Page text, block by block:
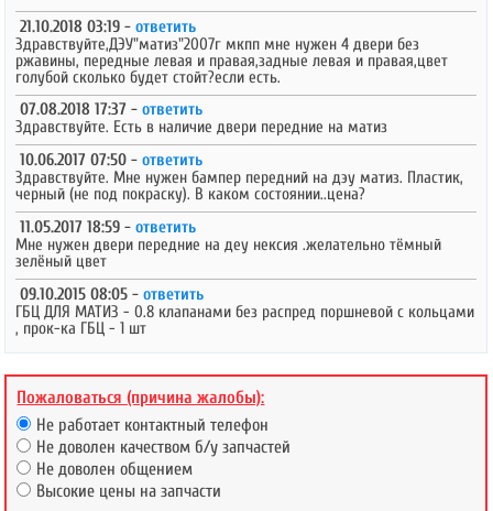
21.10.2018 03:19 -ответить
Здравствуйте,ДЭУ"матиз"2007г мкпп мне нужен 4 двери без
ржавины, передные левая и правая,задные левая и правая,цвет
голубой сколько будет стойт?если есть.
07.08.2018 17:37 -ответить
Здравствуйте. Есть в наличие двери передние на матиз
10.06.2017 07:50 -ответить
Здравствуйте. Мне нужен бампер передний на дэу матиз. Пластик,
черный (не под покраску). В каком состоянии..цена?
11.05.2017 18:59 -ответить
Мне нужен двери передние на деу нексия .желательно тёмный
зелёный цвет
09.10.2015 08:05 -ответить
ГБЦ ДЛЯ МАТИЗ - 0.8 клапанами без распред поршневой с кольцами
, прок-ка ГБЦ - 1 шт
Пожаловаться (причина жалобы):
Не работает контактный телефон
Не доволен качеством б/у запчастей
Не доволен общением
Высокие цены на запчасти